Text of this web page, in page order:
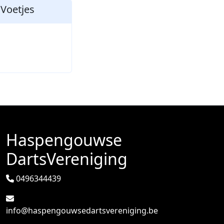
Haspengouwse
DartsVereniging
0496344439
info@haspengouwsedartsvereniging.be